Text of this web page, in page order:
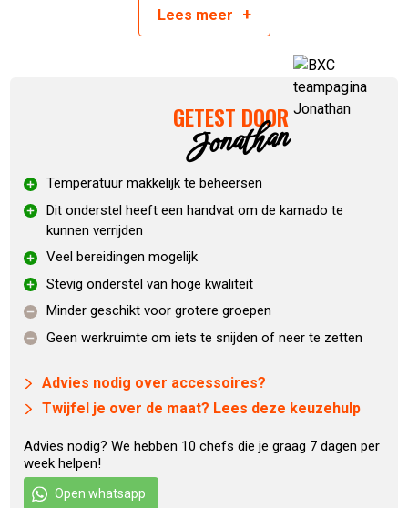
aan de voorkant heeft, wat een visueel mooier resultaat
geeft. De EGG wordt als het ware gepresenteerd aan je.
Het handvat aan de achterzijde is groot genoeg om de EGG
gemakkelijk met twee handen te verplaatsen. De intEGGrated
Nest Handler is gemaakt van zwaar gecoat staal met een
Voorbeelden van gebruik
Doordat hij zo ruim is kan je perfect een direct en een
indirect kookgedeelte creëren, een mooi formaat pizza
bakken en een paar varkensnekken gelijktijdig slowcooken
om pulled pork te maken! De Big Green Egg Large is het
meest populaire model in de Big Green Egg-familie. Op het
favoriete gerechten én die van familie en vrienden.
Deze set bevat:
IntEGGrated Nest Handler
Hittebestendig hoge temperaturen vilt
Rvs luchtschuif
Lees meer +
GETEST DOOR
Jonathan
Temperatuur makkelijk te beheersen
Dit onderstel heeft een handvat om de kamado te
kunnen verrijden
Veel bereidingen mogelijk
Stevig onderstel van hoge kwaliteit
Minder geschikt voor grotere groepen
Geen werkruimte om iets te snijden of neer te zetten
Advies nodig over accessoires?
Twijfel je over de maat? Lees deze keuzehulp
Advies nodig? We hebben 10 chefs die je graag 7 dagen per
week helpen!
Open whatsapp